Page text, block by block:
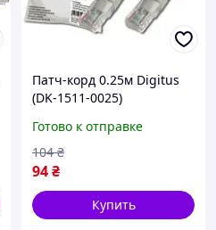
Патч-корд 0.25м Digitus
(DK-1511-0025)
Готово к отправке
94₴
104 ₴
Купить